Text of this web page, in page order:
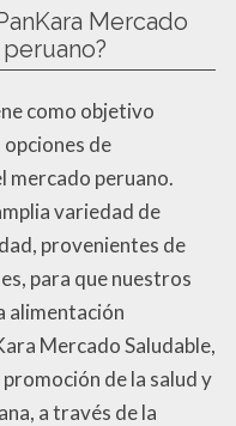
Mercado
como objetivo
de
mercado peruano.
variedad de
provenientes de
para que nuestros
alimentación
Mercado Saludable,
de la salud y
a través de la